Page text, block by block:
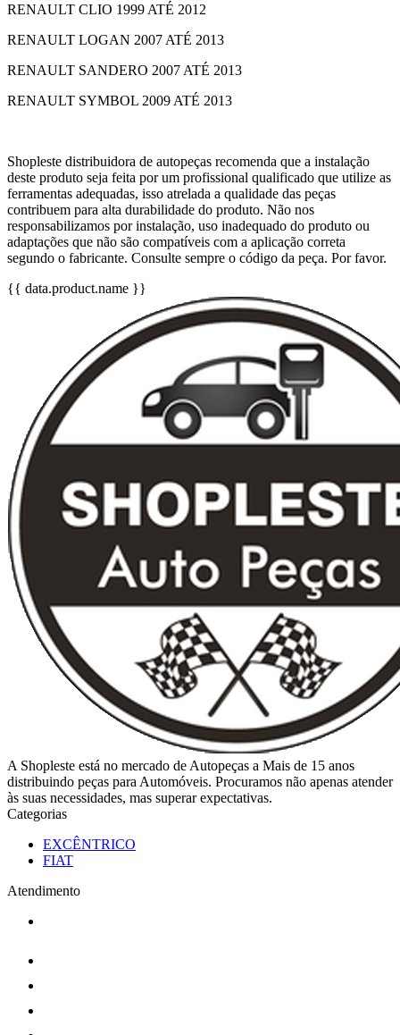
RENAULT CLIO 1999 ATÉ 2012
RENAULT LOGAN 2007 ATÉ 2013
RENAULT SANDERO 2007 ATÉ 2013
RENAULT SYMBOL 2009 ATÉ 2013
Shopleste distribuidora de autopeças recomenda que a instalação
deste produto seja feita por um profissional qualificado que utilize as
ferramentas adequadas, isso atrelada a qualidade das peças
contribuem para alta durabilidade do produto. Não nos
responsabilizamos por instalação, uso inadequado do produto ou
adaptações que não são compatíveis com a aplicação correta
segundo o fabricante. Consulte sempre o código da peça. Por favor.
{{ data.product.name }}
A Shopleste está no mercado de Autopeças a Mais de 15 anos
distribuindo peças para Automóveis. Procuramos não apenas atender
às suas necessidades, mas superar expectativas.
Categorias
EXCÊNTRICO
FIAT
Atendimento